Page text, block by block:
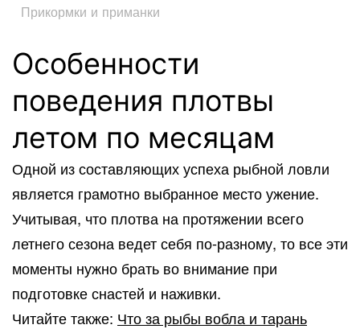
Прикормки и приманки
Особенности
поведения плотвы
летом по месяцам
Одной из составляющих успеха рыбной ловли
является грамотно выбранное место ужение.
Учитывая, что плотва на протяжении всего
летнего сезона ведет себя по-разному, то все эти
моменты нужно брать во внимание при
подготовке снастей и наживки.
Читайте также: Что за рыбы вобла и тарань